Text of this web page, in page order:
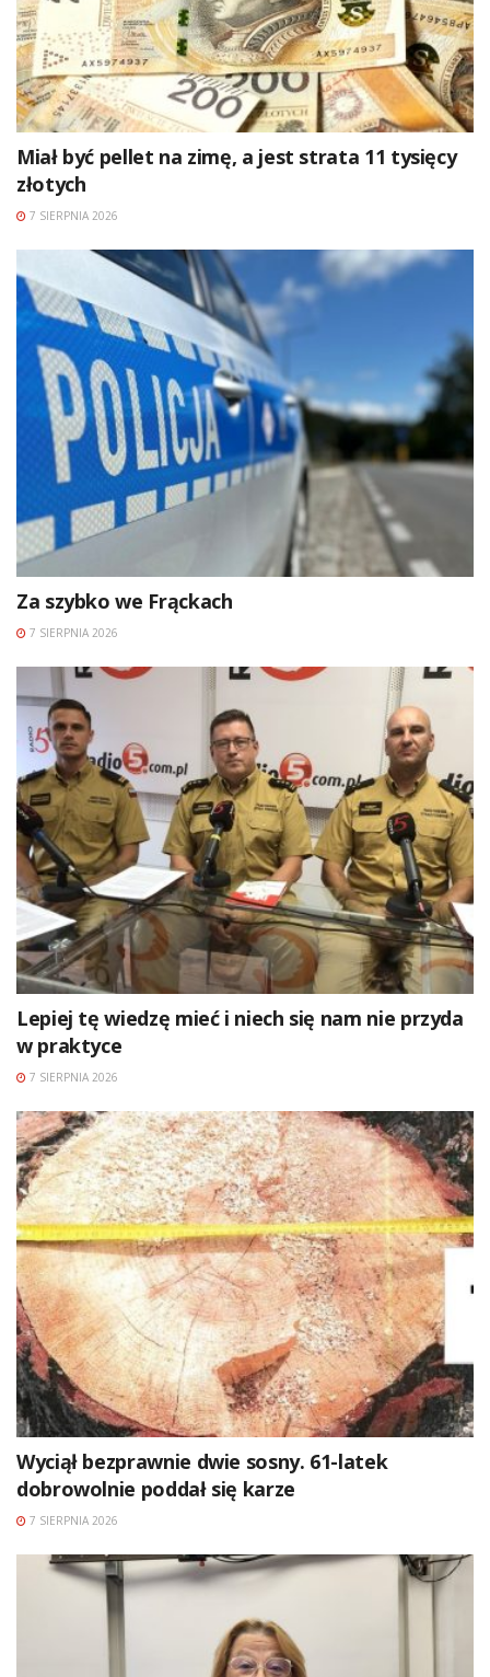
Miał być pellet na zimę, a jest strata 11 tysięcy
złotych
7 SIERPNIA 2026
Za szybko we Frąckach
7 SIERPNIA 2026
Lepiej tę wiedzę mieć i niech się nam nie przyda
w praktyce
7 SIERPNIA 2026
Wyciął bezprawnie dwie sosny. 61-latek
dobrowolnie poddał się karze
7 SIERPNIA 2026